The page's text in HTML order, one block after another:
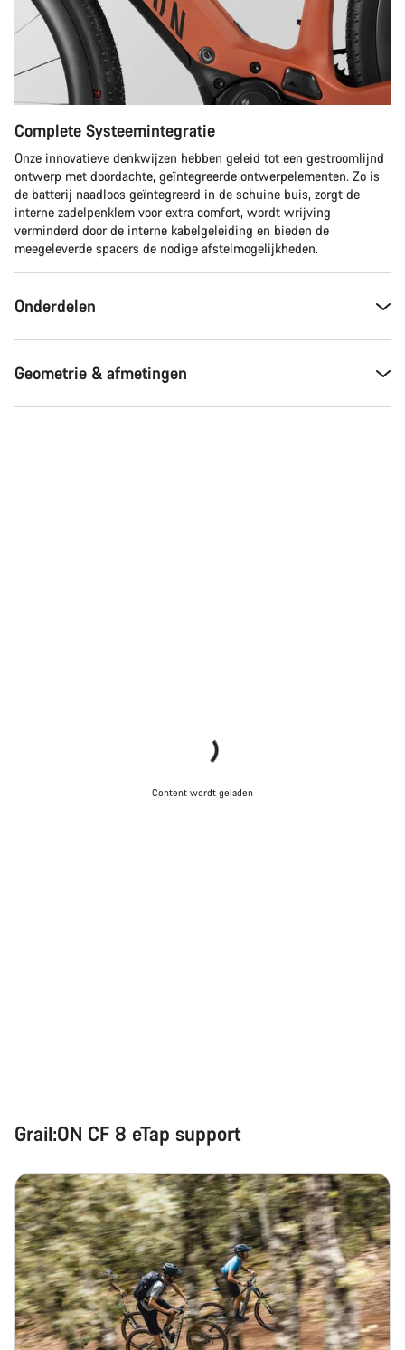
Complete Systeemintegratie
Onze innovatieve denkwijzen hebben geleid tot een gestroomlijnd
ontwerp met doordachte, geïntegreerde ontwerpelementen. Zo is
de batterij naadloos geïntegreerd in de schuine buis, zorgt de
interne zadelpenklem voor extra comfort, wordt wrijving
verminderd door de interne kabelgeleiding en bieden de
meegeleverde spacers de nodige afstelmogelijkheden.
Onderdelen
Geometrie & afmetingen
Content wordt geladen
Grail:ON CF 8 eTap support